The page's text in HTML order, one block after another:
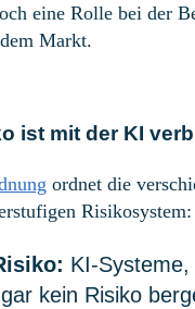
eine Rolle bei der
Markt.
ist mit der KI
ordnet die
Risikosystem:
KI-Systeme,
kein Risiko